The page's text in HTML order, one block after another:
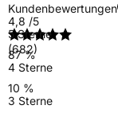
Kundenbewertungen
4,8 /5
(682)
5 Sterne
87 %
4 Sterne
10 %
3 Sterne